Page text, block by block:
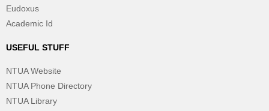
Eudoxus
Academic Id
USEFUL STUFF
NTUA Website
NTUA Phone Directory
NTUA Library